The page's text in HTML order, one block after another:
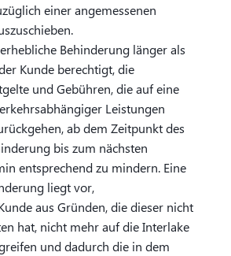
einer angemessenen
Behinderung länger als
Kunde berechtigt, die
und Gebühren, die auf eine
Leistungen
ab dem Zeitpunkt des
bis zum nächsten
entsprechend zu mindern. Eine
liegt vor,
aus Gründen, die dieser nicht
hat, nicht mehr auf die Interlake
und dadurch die in dem